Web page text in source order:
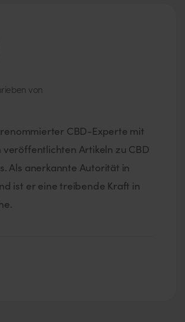
von
renommierter CBD-Experte mit
Artikeln zu CBD
Als anerkannte Autorität in
ist er eine treibende Kraft in